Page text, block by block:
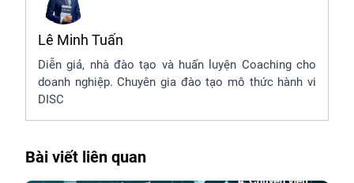
Lê Minh Tuấn
Diễn giả, nhà đào tạo và huấn luyện Coaching cho
doanh nghiệp. Chuyên gia đào tạo mô thức hành vi
DISC
Bài viết liên quan